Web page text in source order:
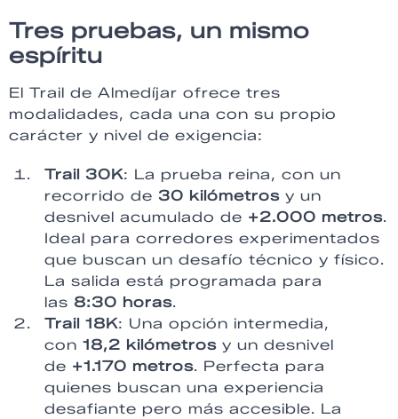
Tres pruebas, un mismo
espíritu
El Trail de Almedíjar ofrece tres
modalidades, cada una con su propio
carácter y nivel de exigencia:
Trail 30K: La prueba reina, con un
recorrido de 30 kilómetros y un
desnivel acumulado de +2.000 metros.
Ideal para corredores experimentados
que buscan un desafío técnico y físico.
La salida está programada para
las 8:30 horas.
Trail 18K: Una opción intermedia,
con 18,2 kilómetros y un desnivel
de +1.170 metros. Perfecta para
quienes buscan una experiencia
desafiante pero más accesible. La